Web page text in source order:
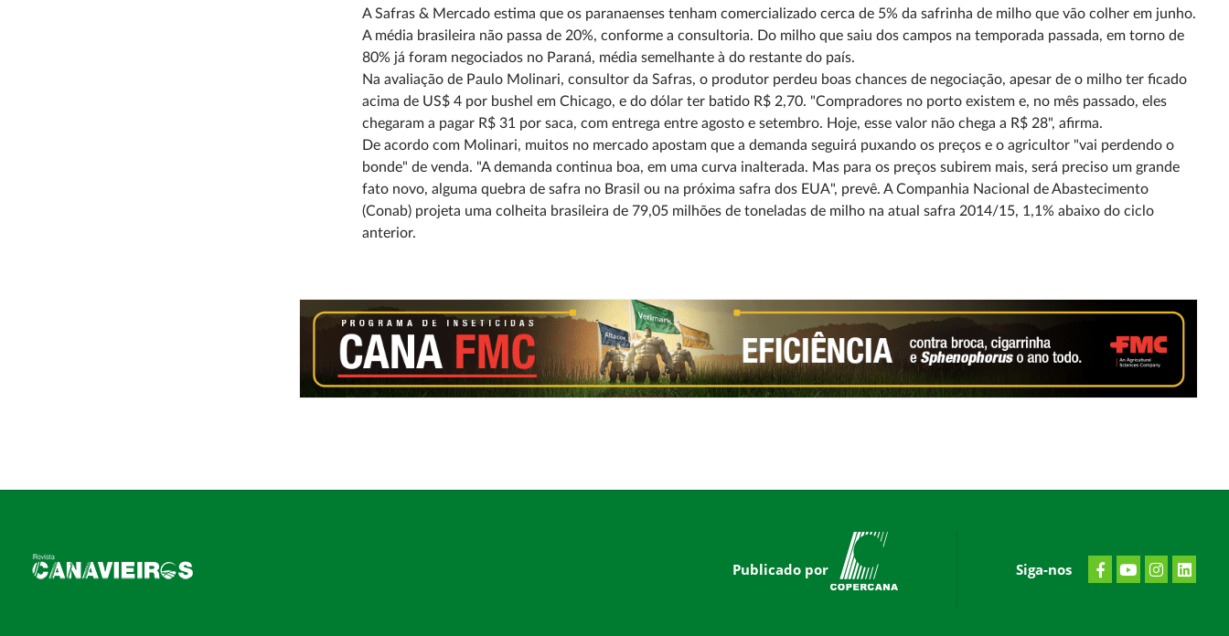
A Safras & Mercado estima que os paranaenses tenham comercializado cerca de 5% da safrinha de milho que vão colher em junho.
A média brasileira não passa de 20%, conforme a consultoria. Do milho que saiu dos campos na temporada passada, em torno de
80% já foram negociados no Paraná, média semelhante à do restante do país.
Na avaliação de Paulo Molinari, consultor da Safras, o produtor perdeu boas chances de negociação, apesar de o milho ter ficado
acima de US$ 4 por bushel em Chicago, e do dólar ter batido R$ 2,70. "Compradores no porto existem e, no mês passado, eles
chegaram a pagar R$ 31 por saca, com entrega entre agosto e setembro. Hoje, esse valor não chega a R$ 28", afirma.
De acordo com Molinari, muitos no mercado apostam que a demanda seguirá puxando os preços e o agricultor "vai perdendo o
bonde" de venda. "A demanda continua boa, em uma curva inalterada. Mas para os preços subirem mais, será preciso um grande
fato novo, alguma quebra de safra no Brasil ou na próxima safra dos EUA", prevê. A Companhia Nacional de Abastecimento
(Conab) projeta uma colheita brasileira de 79,05 milhões de toneladas de milho na atual safra 2014/15, 1,1% abaixo do ciclo
anterior.
Publicado por Siga-nos